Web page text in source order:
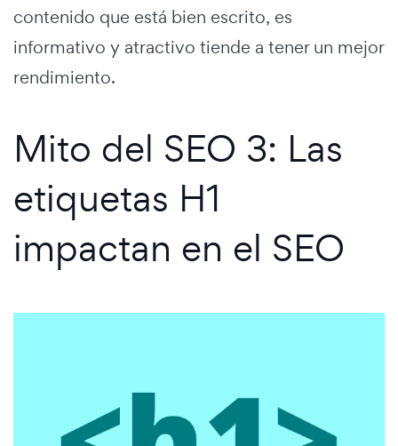
contenido que está bien escrito, es
informativo y atractivo tiende a tener un mejor
rendimiento.
Mito del SEO 3: Las
etiquetas H1
impactan en el SEO